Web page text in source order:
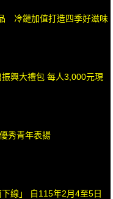
冷鏈加值打造四季好滋味
興大禮包 每人3,000元現
秀青年表揚
線」 自115年2月4至5日